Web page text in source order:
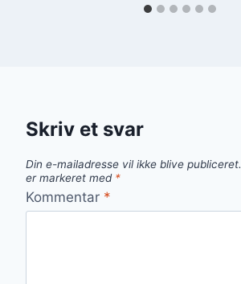
Skriv et svar
Din e-mailadresse vil ikke blive publiceret.
er markeret med *
Kommentar *